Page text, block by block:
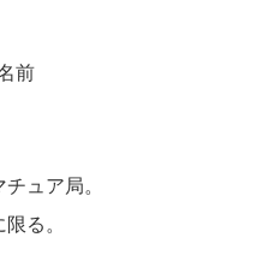
前
ュア局。
る。